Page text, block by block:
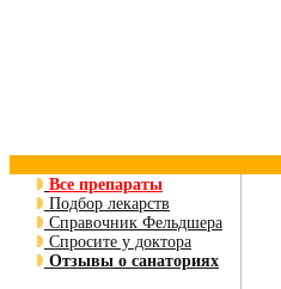
Все препараты
Подбор лекарств
Справочник Фельдшера
Спросите у доктора
Отзывы о санаториях